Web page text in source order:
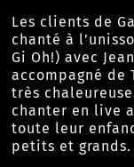
Les clients de
chanté à
Gi Oh!) avec
accompagné de
très
chanter en live
toute leur
petits et grands.